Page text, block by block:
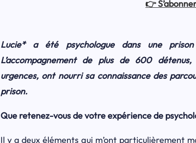
👉
Lucie* a été psychologue dans une prison
L’accompagnement de plus de 600
urgences, ont nourri sa connaissance des
prison.
Que retenez-vous de votre expérience de
Il y a deux éléments qui m’ont particulièrement